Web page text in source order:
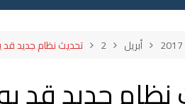
2017 أبريل 2 تحديث نظام جديد